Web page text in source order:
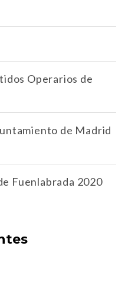
Operarios de
de Madrid
Fuenlabrada 2020